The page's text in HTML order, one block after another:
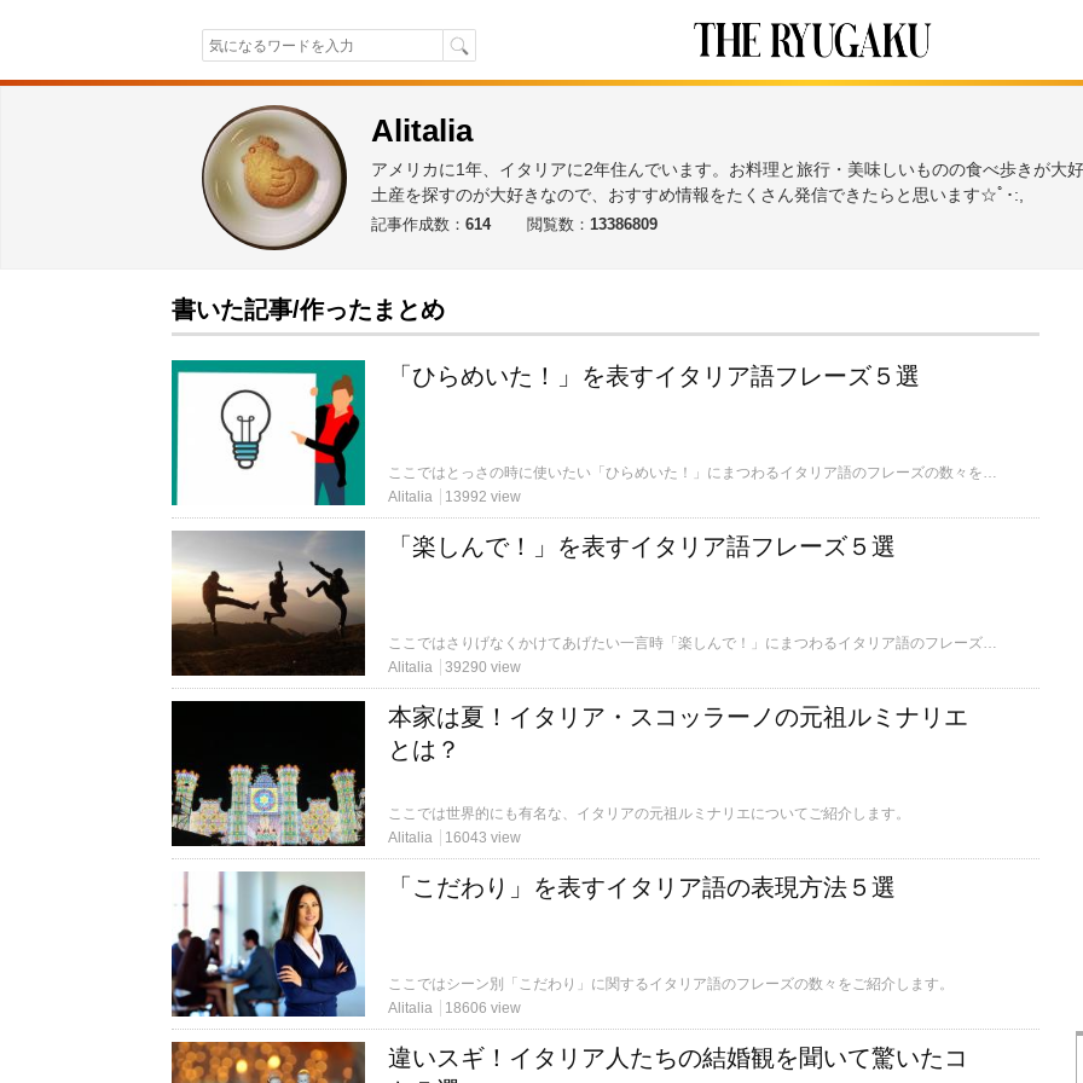
Alitalia
アメリカに1年、イタリアに2年住んでいます。お料理と旅行・美味しいものの食べ歩きが
土産を探すのが大好きなので、おすすめ情報をたくさん発信できたらと思います☆ﾟ･:,
記事作成数： 614 閲覧数： 13386809
書いた記事/作ったまとめ
「ひらめいた！」を表すイタリア語フレーズ５選
ここではとっさの時に使いたい「ひらめいた！」にまつわるイタリア語のフレーズの数々をご紹介します。
Alitalia
13992 view
「楽しんで！」を表すイタリア語フレーズ５選
ここではさりげなくかけてあげたい一言時「楽しんで！」にまつわるイタリア語のフレーズの数々をご紹介します。
Alitalia
39290 view
本家は夏！イタリア・スコッラーノの元祖ルミナリエ
とは？
ここでは世界的にも有名な、イタリアの元祖ルミナリエについてご紹介します。
Alitalia
16043 view
「こだわり」を表すイタリア語の表現方法５選
ここではシーン別「こだわり」に関するイタリア語のフレーズの数々をご紹介します。
Alitalia
18606 view
違いスギ！イタリア人たちの結婚観を聞いて驚いたコ